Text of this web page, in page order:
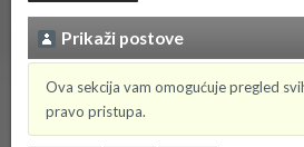
Prikaži postove
Ova sekcija vam omogućuje pregled
pravo pristupa.